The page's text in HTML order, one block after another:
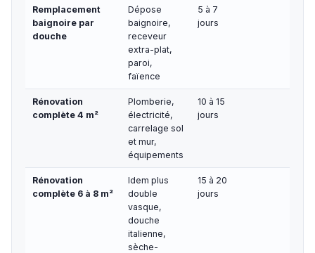
Remplacement
baignoire par
douche
Dépose
baignoire,
receveur
extra-plat,
paroi,
faïence
5 à 7
jours
Rénovation
complète 4 m²
Plomberie,
électricité,
carrelage sol
et mur,
équipements
10 à 15
jours
Rénovation
complète 6 à 8 m²
Idem plus
double
vasque,
douche
italienne,
sèche-
15 à 20
jours